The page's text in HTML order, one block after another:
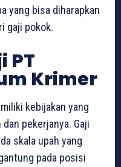
yang bisa diharapkan
gaji pokok.
PT
Krimer
kebijakan yang
pekerjanya. Gaji
skala upah yang
pada posisi